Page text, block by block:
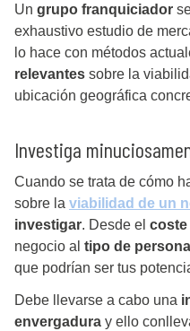
Un grupo franquiciador
exhaustivo estudio de
lo hace con métodos
relevantes sobre la
ubicación geográfica
Investiga
Cuando se trata de cómo
sobre la viabilidad de un
investigar. Desde el coste
negocio al tipo de
que podrían ser tus
Debe llevarse a cabo una
envergadura y ello